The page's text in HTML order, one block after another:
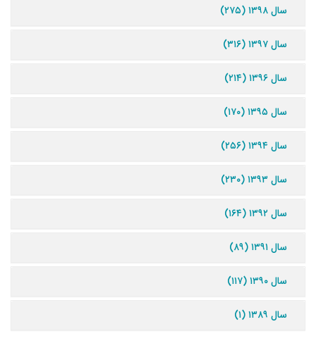
سال ۱۳۹۸ (۲۷۵)
سال ۱۳۹۷ (۳۱۶)
سال ۱۳۹۶ (۲۱۴)
سال ۱۳۹۵ (۱۷۰)
سال ۱۳۹۴ (۲۵۶)
سال ۱۳۹۳ (۲۳۰)
سال ۱۳۹۲ (۱۶۴)
سال ۱۳۹۱ (۸۹)
سال ۱۳۹۰ (۱۱۷)
سال ۱۳۸۹ (۱)